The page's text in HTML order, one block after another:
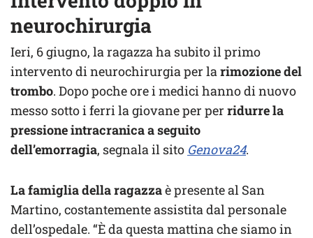
neurochirurgia
Ieri, 6 giugno, la ragazza ha subito il primo
intervento di neurochirurgia per larimozione del
trombo. Dopo poche ore i medici hanno di nuovo
messo sotto i ferri la giovane per per ridurre la
pressione intracranica a seguito
dell’emorragia, segnala il sito Genova24.
La famiglia della ragazzaè presente al San
Martino, costantemente assistita dal personale
dell’ospedale. “È da questa mattina che siamo in